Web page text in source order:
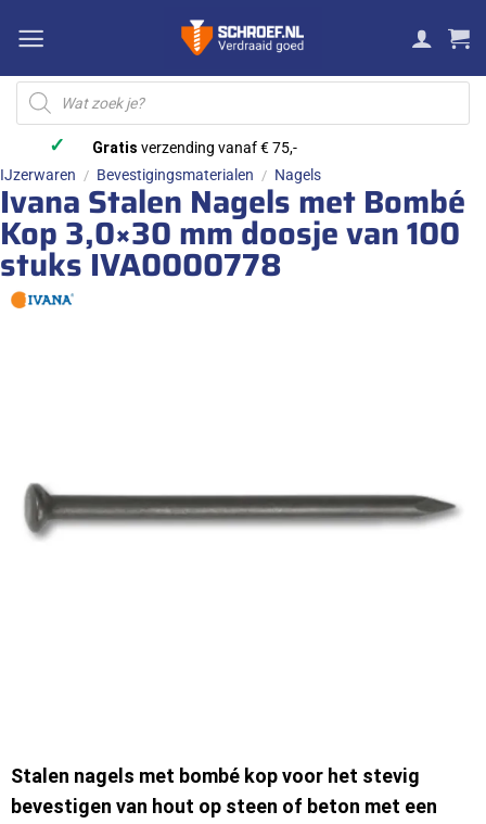
naar
inhoud
Producten
zoeken
✓ Gratis verzending vanaf € 75,-
IJzerwaren / Bevestigingsmaterialen / Nagels
Ivana Stalen Nagels met Bombé
Kop 3,0×30 mm doosje van 100
stuks IVA0000778
Stalen nagels met bombé kop voor het stevig
bevestigen van hout op steen of beton met een